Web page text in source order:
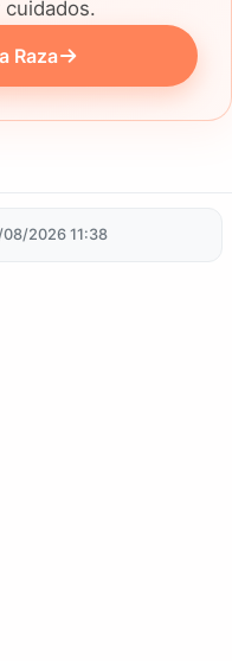
Raza
2026 11:38